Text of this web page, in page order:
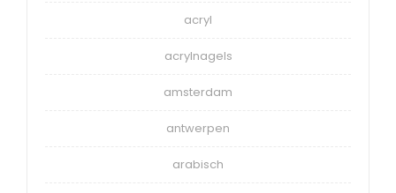
acryl
acrylnagels
amsterdam
antwerpen
arabisch